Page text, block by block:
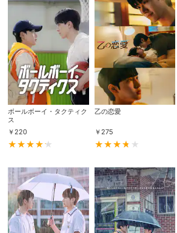
ボールボーイ・タクティク
ス
￥ 220
乙の恋愛
￥ 275